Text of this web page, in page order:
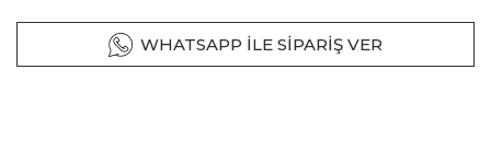
WHATSAPP İLE SİPARİŞ VER